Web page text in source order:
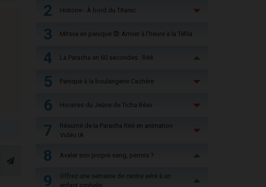
2 Histoire - À bord du Titanic
3 Mitsva en panique 😨 Arriver à l'heure à la Téfila
4 La Paracha en 60 secondes : Réé
5 Panique à la boulangerie Cachère
6 Horaires du Jeûne de Ticha Béav
7
Résumé de la Paracha Réé en animation
Vidéo IA
8 Avaler son propre sang, permis ?
9
Offrez une semaine de centre aéré à un
enfant orphelin